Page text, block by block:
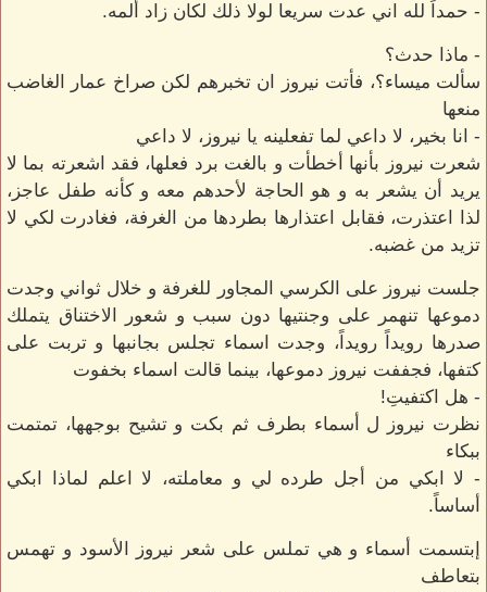
- حمداً لله اني عدت سريعا لولا ذلك لكان زاد ألمه.
- ماذا حدث؟
سألت ميساء؟، فأتت نيروز ان تخبرهم لكن صراخ عمار الغاضب
منعها
- انا بخير، لا داعي لما تفعلينه يا نيروز، لا داعي
شعرت نيروز بأنها أخطأت و بالغت برد فعلها، فقد اشعرته بما لا
يريد أن يشعر به و هو الحاجة لأحدهم معه و كأنه طفل عاجز،
لذا اعتذرت، فقابل اعتذارها بطردها من الغرفة، فغادرت لكي لا
تزيد من غضبه.
جلست نيروز على الكرسي المجاور للغرفة و خلال ثواني وجدت
دموعها تنهمر على وجنتيها دون سبب و شعور الاختناق يتملك
صدرها رويداً رويداً، وجدت اسماء تجلس بجانبها و تربت على
كتفها، فجففت نيروز دموعها، بينما قالت اسماء بخفوت
- هل اكتفيتِ!
نظرت نيروز ل أسماء بطرف ثم بكت و تشيح بوجهها، تمتمت
ببكاء
- لا ابكي من أجل طرده لي و معاملته، لا اعلم لماذا ابكي
أساساً.
إبتسمت أسماء و هي تملس على شعر نيروز الأسود و تهمس
بتعاطف